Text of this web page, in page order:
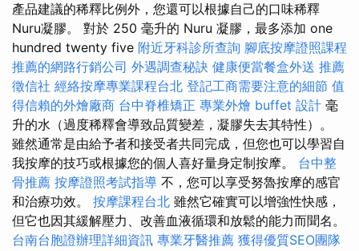
產品建議的稀釋比例外，您還可以根據自己的口味稀釋
Nuru凝膠。 對於 250 毫升的 Nuru 凝膠，最多添加 one
hundred twenty five 附近牙科診所查詢 腳底按摩證照課程
推薦的網路行銷公司 外遇調查秘訣 健康便當餐盒外送 推薦
徵信社 經絡按摩專業課程台北 登記工商需要注意的細節 值
得信賴的外燴廠商 台中脊椎矯正 專業外燴 buffet 設計 毫
升的水（過度稀釋會導致品質變差，凝膠失去其特性）。
雖然通常是由給予者和接受者共同完成，但您也可以學習自
我按摩的技巧或根據您的個人喜好量身定制按摩。 台中整
骨推薦 按摩證照考試指導 不，您可以享受努魯按摩的感官
和治療功效。 按摩課程台北 雖然它確實可以增強性快感，
但它也因其緩解壓力、改善血液循環和放鬆的能力而聞名。
台南台胞證辦理詳細資訊 專業牙醫推薦 獲得優質SEO團隊